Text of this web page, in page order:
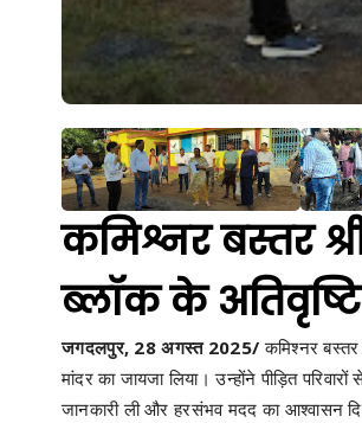
कमिश्नर बस्तर
ब्लॉक के अतिवृष्टि
जगदलपुर, 28 अगस्त 2025/ कमिश्नर बस्तर
मांदर का जायजा लिया। उन्होंने पीड़ित
जानकारी ली और हरसंभव मदद का आश्वासन